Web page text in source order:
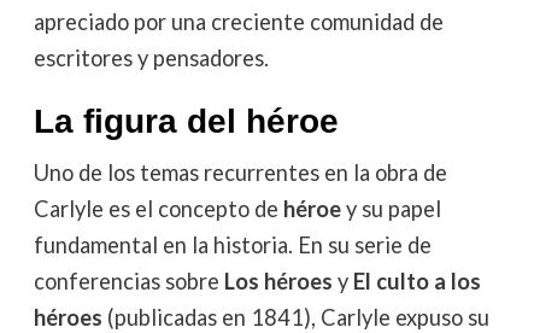
apreciado por una creciente comunidad de
escritores y pensadores.
La figura del héroe
Uno de los temas recurrentes en la obra de
Carlyle es el concepto de héroey su papel
fundamental en la historia. En su serie de
conferencias sobre Los héroes y El culto a los
héroes (publicadas en 1841), Carlyle expuso su